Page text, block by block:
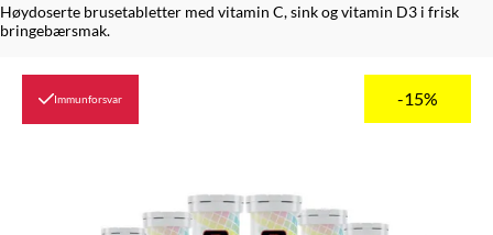
Høydoserte brusetabletter med vitamin C, sink og vitamin D3 i frisk
bringebærsmak.
-15%
Immunforsvar